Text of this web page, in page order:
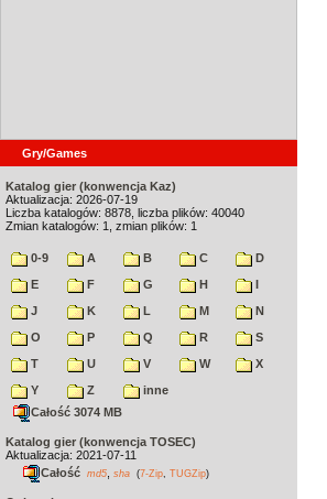
Gry/Games
Katalog gier (konwencja Kaz)
Aktualizacja: 2026-07-19
Liczba katalogów: 8878, liczba plików: 40040
Zmian katalogów: 1, zmian plików: 1
0-9 A B C
D
E
F G H
I
J
K L M
N
O
P Q R
S
T
U V W
X
Y
Z
inne
Całość 3074 MB
Katalog gier (konwencja TOSEC)
Aktualizacja: 2021-07-11
Całość md5 sha (7-Zip TUGZip)